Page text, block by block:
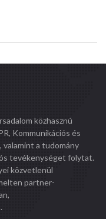
közhasznú
Kommunikációs és
a tudomány
tevékenységet folytat.
közvetlenül
partner-